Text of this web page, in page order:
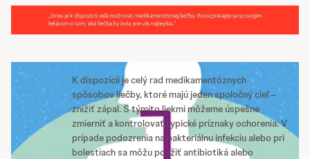
K dispozícii je celý rad medikamentóznych
spôsobov liečby, ktoré majú jeden spoločný cieľ –
znížiť zápal. S týmito liekmi môžeme úspešne
zmierniť a kontrolovať typické príznaky ochorenia. V
prípade podozrenia na bakteriálnu infekciu alebo pri
bolestiach sa môžu použiť antibiotiká alebo